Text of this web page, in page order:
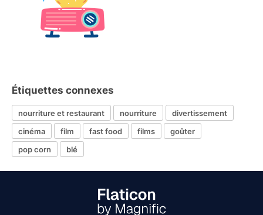
Étiquettes connexes
nourriture et restaurant nourriture
divertissement
cinéma
film fast food films
goûter
pop corn
blé